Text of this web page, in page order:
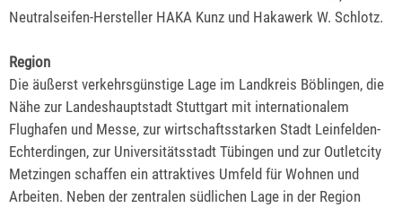
Neutralseifen-Hersteller HAKA Kunz und Hakawerk W. Schlotz.
Region
Die äußerst verkehrsgünstige Lage im Landkreis Böblingen, die
Nähe zur Landeshauptstadt Stuttgart mit internationalem
Flughafen und Messe, zur wirtschaftsstarken Stadt Leinfelden-
Echterdingen, zur Universitätsstadt Tübingen und zur Outletcity
Metzingen schaffen ein attraktives Umfeld für Wohnen und
Arbeiten. Neben der zentralen südlichen Lage in der Region